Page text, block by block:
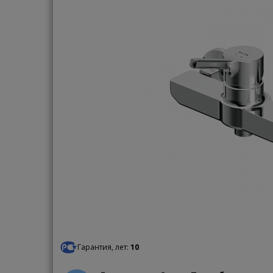
Гарантия, лет: 10